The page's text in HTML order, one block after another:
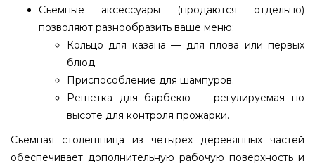
Съемные аксессуары (продаются отдельно)
позволяют разнообразить ваше меню:
Кольцо для казана — для плова или первых
блюд.
Приспособление для шампуров.
Решетка для барбекю — регулируемая по
высоте для контроля прожарки.
Съемная столешница из четырех деревянных частей
обеспечивает дополнительную рабочую поверхность и